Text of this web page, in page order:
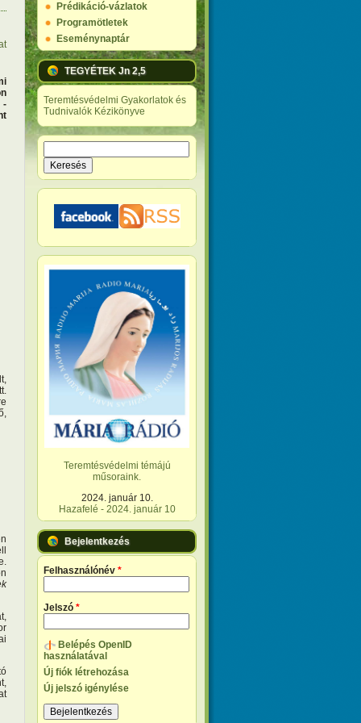
-
Prédikáció-vázlatok
Programötletek
Eseménynaptár
TEGYÉTEK Jn 2,5
Teremtésvédelmi Gyakorlatok és
Tudnivalók Kézikönyve
Keresés űrlap
Teremtésvédelmi témájú
műsoraink.
2024. január 10.
Hazafelé - 2024. január 10
Bejelentkezés
Felhasználónév *
Jelszó *
Belépés OpenID
használatával
Új fiók létrehozása
Új jelszó igénylése